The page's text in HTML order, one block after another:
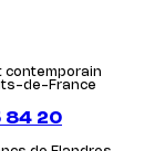
contemporain
de-France
84 20